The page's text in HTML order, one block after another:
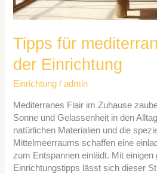
Tipps für
der Einrichtung
Einrichtung /admin
Mediterranes Flair im Zuhause
Sonne und Gelassenheit in den
natürlichen Materialien und die
Mittelmeerraums schaffen eine
zum Entspannen einlädt. Mit einigen
Einrichtungstipps lässt sich dieser